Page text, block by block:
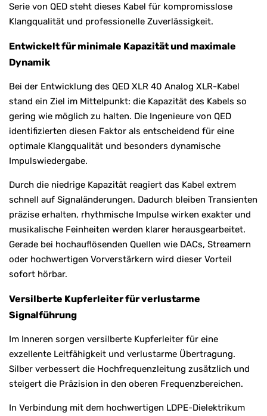
Serie von QED steht dieses Kabel für kompromisslose
Klangqualität und professionelle Zuverlässigkeit.
Entwickelt für minimale Kapazität und maximale
Dynamik
Bei der Entwicklung des QED XLR 40 Analog XLR-Kabel
stand ein Ziel im Mittelpunkt: die Kapazität des Kabels so
gering wie möglich zu halten. Die Ingenieure von QED
identifizierten diesen Faktor als entscheidend für eine
optimale Klangqualität und besonders dynamische
Impulswiedergabe.
Durch die niedrige Kapazität reagiert das Kabel extrem
schnell auf Signaländerungen. Dadurch bleiben Transienten
präzise erhalten, rhythmische Impulse wirken exakter und
musikalische Feinheiten werden klarer herausgearbeitet.
Gerade bei hochauflösenden Quellen wie DACs, Streamern
oder hochwertigen Vorverstärkern wird dieser Vorteil
sofort hörbar.
Versilberte Kupferleiter für verlustarme
Signalführung
Im Inneren sorgen versilberte Kupferleiter für eine
exzellente Leitfähigkeit und verlustarme Übertragung.
Silber verbessert die Hochfrequenzleitung zusätzlich und
steigert die Präzision in den oberen Frequenzbereichen.
In Verbindung mit dem hochwertigen LDPE-Dielektrikum